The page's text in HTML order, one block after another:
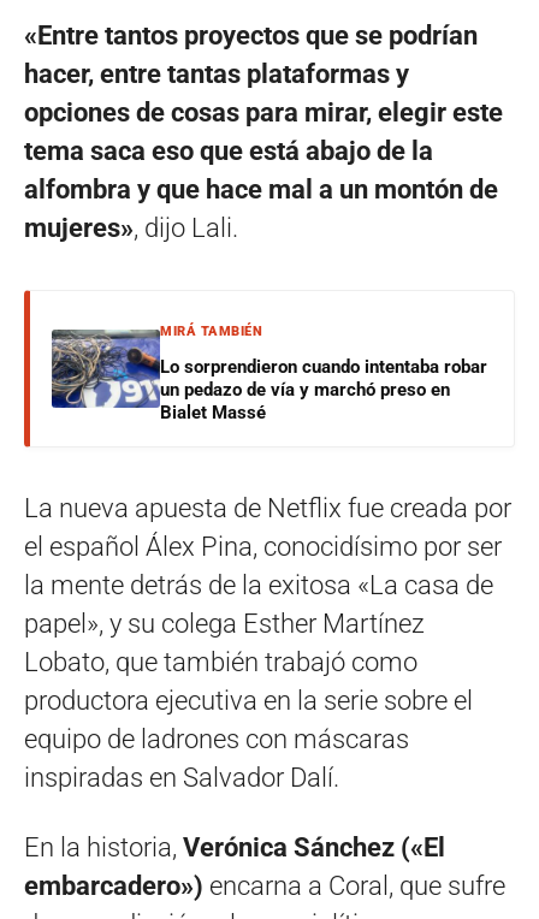
«Entre tantos proyectos que se podrían
hacer, entre tantas plataformas y
opciones de cosas para mirar, elegir este
tema saca eso que está abajo de la
alfombra y que hace mal a un montón de
mujeres», dijo Lali.
MIRÁ TAMBIÉN
Lo sorprendieron cuando intentaba robar
un pedazo de vía y marchó preso en
Bialet Massé
La nueva apuesta de Netflix fue creada por
el español Álex Pina, conocidísimo por ser
la mente detrás de la exitosa «La casa de
papel», y su colega Esther Martínez
Lobato, que también trabajó como
productora ejecutiva en la serie sobre el
equipo de ladrones con máscaras
inspiradas en Salvador Dalí.
En la historia, Verónica Sánchez («El
embarcadero») encarna a Coral, que sufre